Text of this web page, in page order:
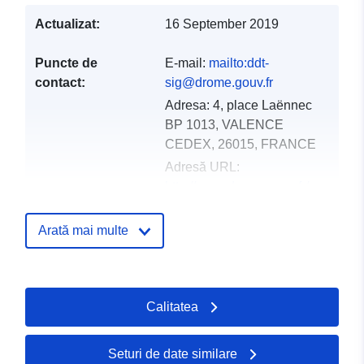
Actualizat: 16 September 2019
Puncte de
contact:
E-mail: mailto:ddt-
sig@drome.gouv.fr
Adresa: 4, place Laënnec
BP 1013, VALENCE
CEDEX, 26015, FRANCE
Adresă URL:
Registru catalog:
01 October 2022
Spațial: Coordonate: [ [ 4.81413221,
44.63886642 ], [
Arată mai multe
Calitatea
Seturi de date similare